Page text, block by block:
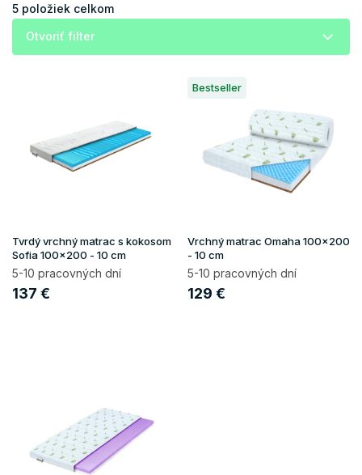
i5 položiek celkom
Otvoriť filter
u
k
t
o
Tvrdý vrchný matrac s kokosom
Sofia 100x200 - 10 cm
5-10 pracovných dní
137 €
Bestseller
Vrchný matrac Omaha 100x200
- 10 cm
5-10 pracovných dní
129 €